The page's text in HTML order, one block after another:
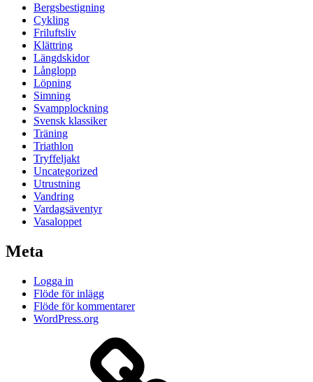
Bergsbestigning
Cykling
Friluftsliv
Klättring
Längdskidor
Långlopp
Löpning
Simning
Svampplockning
Svensk klassiker
Träning
Triathlon
Tryffeljakt
Uncategorized
Utrustning
Vandring
Vardagsäventyr
Vasaloppet
Meta
Logga in
Flöde för inlägg
Flöde för kommentarer
WordPress.org